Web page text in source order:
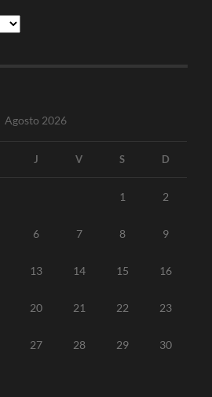
Agosto 2026
J V S D
1 2
6 7 8 9
13 14 15 16
20 21 22 23
27 28 29 30